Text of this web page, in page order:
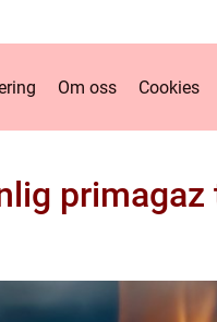
Om oss Cookies